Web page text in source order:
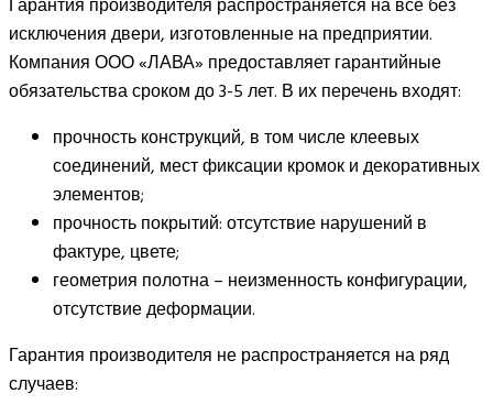
Гарантия производителя распространяется на все без
исключения двери, изготовленные на предприятии.
Компания ООО «ЛАВА» предоставляет гарантийные
обязательства сроком до 3-5 лет. В их перечень входят:
прочность конструкций, в том числе клеевых
соединений, мест фиксации кромок и декоративных
элементов;
прочность покрытий: отсутствие нарушений в
фактуре, цвете;
геометрия полотна – неизменность конфигурации,
отсутствие деформации.
Гарантия производителя не распространяется на ряд
случаев: